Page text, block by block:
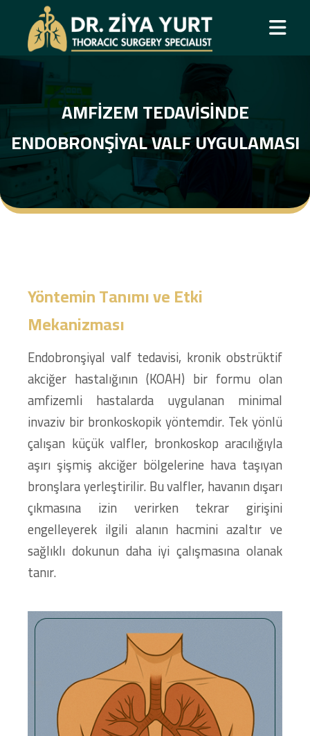
AMFIZEM TEDAVISINDE
ENDOBRONŞIYAL VALF UYGULAMASI
Yöntemin Tanımı ve Etki
Mekanizması
Endobronşiyal valf tedavisi, kronik obstrüktif
akciğer hastalığının (KOAH) bir formu olan
amfizemli hastalarda uygulanan minimal
invaziv bir bronkoskopik yöntemdir. Tek yönlü
çalışan küçük valfler, bronkoskop aracılığıyla
aşırı şişmiş akciğer bölgelerine hava taşıyan
bronşlara yerleştirilir. Bu valfler, havanın dışarı
çıkmasına izin verirken tekrar girişini
engelleyerek ilgili alanın hacmini azaltır ve
sağlıklı dokunun daha iyi çalışmasına olanak
tanır.